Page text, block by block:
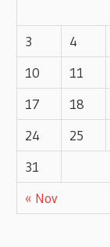
« Nov
3
4
10
11
17
18
24
25
31